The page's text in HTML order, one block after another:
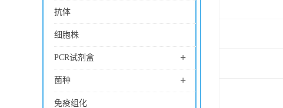
抗体
细胞株
PCR试剂盒 +
菌种 +
免疫组化